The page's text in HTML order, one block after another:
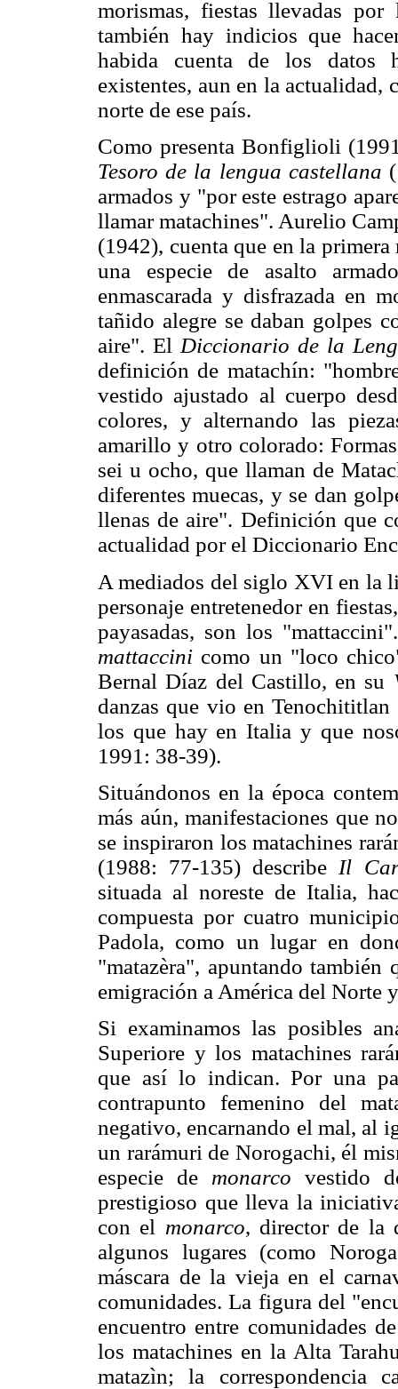
morismas, fiestas llevadas
también hay indicios que
habida cuenta de los datos
existentes, aun en la actualidad,
norte de ese país.
Como presenta Bonfiglioli
Tesoro de la lengua castellana
armados y "por este estrago
llamar matachines". Aurelio
(1942), cuenta que en la
una especie de asalto
enmascarada y disfrazada en
tañido alegre se daban golpes
aire". El Diccionario de la
definición de matachín:
vestido ajustado al cuerpo
colores, y alternando las
amarillo y otro colorado:
sei u ocho, que llaman de
diferentes muecas, y se dan
llenas de aire". Definición que
actualidad por el Diccionario
A mediados del siglo XVI en la
personaje entretenedor en
payasadas, son los
mattaccini como un "loco
Bernal Díaz del Castillo, en su
danzas que vio en
los que hay en Italia y que
1991: 38-39).
Situándonos en la época
más aún, manifestaciones que
se inspiraron los matachines
(1988: 77-135) describe Il
situada al noreste de Italia,
compuesta por cuatro
Padola, como un lugar en
"matazèra", apuntando
emigración a América del Norte
Si examinamos las posibles
Superiore y los matachines
que así lo indican. Por una
contrapunto femenino del
negativo, encarnando el mal, al
un rarámuri de Norogachi, él
especie de monarco vestido
prestigioso que lleva la
con el monarco, director de la
algunos lugares (como
máscara de la vieja en el
comunidades. La figura del
encuentro entre comunidades
los matachines en la Alta
matazìn; la correspondencia